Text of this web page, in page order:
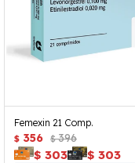
Femexin 21 Comp.
$ 356 $ 396
$ 303 $ 303